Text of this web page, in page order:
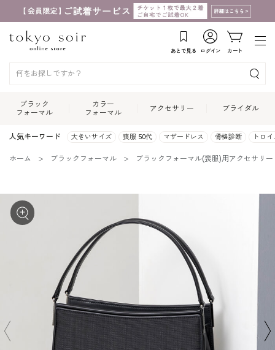
あとで見る ログイン カート
ブラック
フォーマル
カラー
フォーマル
アクセサリー ブライダル
人気キーワード 大きいサイズ 喪服 50代 マザードレス 骨格診断 トロ
ホーム ブラックフォーマル ブラックフォーマル(喪服)用アクセサリー